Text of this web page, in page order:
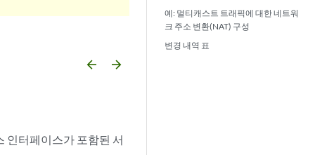
예: 멀티캐스트 트래픽에 대한 네트워
크 주소 변환(NAT) 구성
변경 내역 표
arrow_backward arrow_forward
인터페이스가 포함된 서